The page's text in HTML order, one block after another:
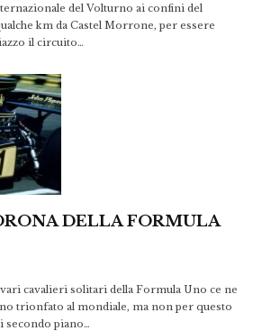
del Volturno ai confini del
km da Castel Morrone, per essere
il circuito…
DELLA FORMULA
cavalieri solitari della Formula Uno ce ne
trionfato al mondiale, ma non per questo
secondo piano…